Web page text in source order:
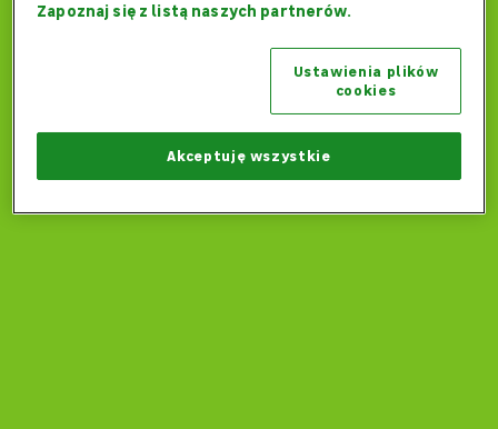
Ups... Coś poszło nie tak...
Czy możemy wrócić na stronę główną?
Wróć na stronę główną
Zapoznaj się z listą naszych partnerów.
Ustawienia plików
cookies
Akceptuję wszystkie